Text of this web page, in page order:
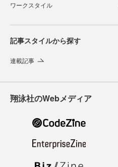
ワークスタイル
記事スタイルから探す
連載記事
翔泳社のWebメディア